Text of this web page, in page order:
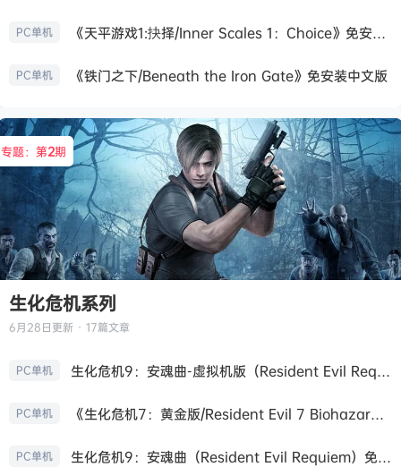
PC单机 《天平游戏1:抉择/Inner Scales 1：Choice》免安装中文版
PC单机 《铁门之下/Beneath the Iron Gate》免安装中文版
专题：第2期
生化危机系列
6月28日更新 · 17篇文章
PC单机 生化危机9：安魂曲-虚拟机版（Resident Evil Requiem HYPERVISOR）免安装中文版
PC单机 《生化危机7：黄金版/Resident Evil 7 Biohazard》免安装中文版
PC单机 生化危机9：安魂曲（Resident Evil Requiem）免安装中文版